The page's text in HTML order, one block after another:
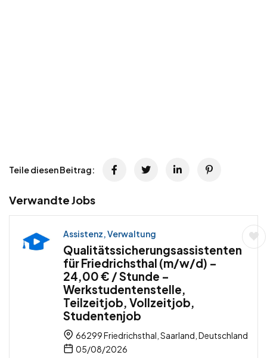
Teile diesen Beitrag:
Verwandte Jobs
Assistenz, Verwaltung
Qualitätssicherungsassistenten
für Friedrichsthal (m/w/d) –
24,00 € / Stunde –
Werkstudentenstelle,
Teilzeitjob, Vollzeitjob,
Studentenjob
66299 Friedrichsthal, Saarland, Deutschland
05/08/2026